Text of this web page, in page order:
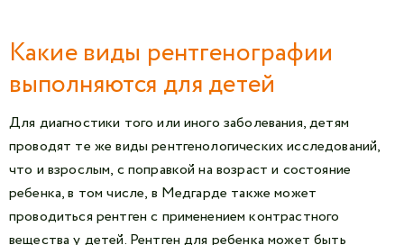
Какие виды рентгенографии
выполняются для детей
Для диагностики того или иного заболевания, детям
проводят те же виды рентгенологических исследований,
что и взрослым, с поправкой на возраст и состояние
ребенка, в том числе, в Медгарде также может
проводиться рентген с применением контрастного
вещества у детей. Рентген для ребенка может быть